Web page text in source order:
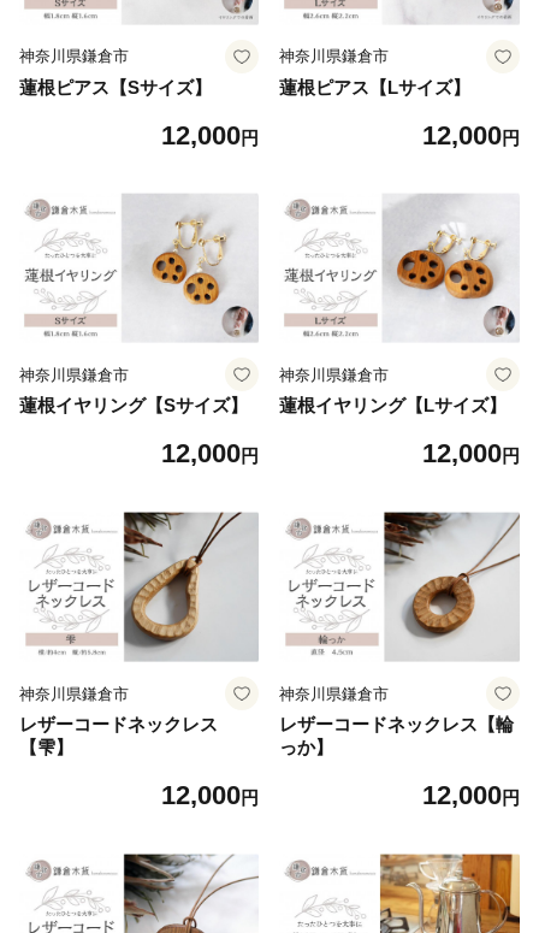
神奈川県鎌倉市
蓮根ピアス【Sサイズ】
12,000円
神奈川県鎌倉市
蓮根ピアス【Lサイズ】
12,000円
神奈川県鎌倉市
蓮根イヤリング【Sサイズ】
12,000円
神奈川県鎌倉市
蓮根イヤリング【Lサイズ】
12,000円
神奈川県鎌倉市
レザーコードネックレス
【雫】
12,000円
神奈川県鎌倉市
レザーコードネックレス【輪
っか】
12,000円